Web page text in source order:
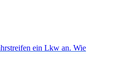
ein Lkw an. Wie